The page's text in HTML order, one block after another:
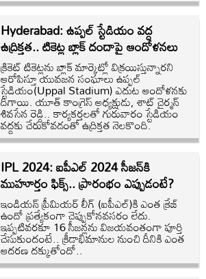
Hyderabad: ఉప్పల్‌ స్టేడియం వద్ద
ఉద్రిక్తత.. టికెట్ల బ్లాక్‌ దందాపై ఆందోళనలు
క్రికెట్‌ టికెట్లను బ్లాక్‌ మార్కెట్లో విక్రయిస్తున్నారని
ఆరోపిస్తూ యువజన సంఘాలు ఉప్పల్‌
స్టేడియం(Uppal Stadium) ఎదుట ఆందోళనకు
దిగాయి. యూత్‌ కాంగ్రెస్‌ అధ్యక్షుడు, శాట్‌ చైర్మన్‌
శివసేన రెడ్డి.. కార్యకర్తలతో గురువారం స్టేడియం
వద్దకు చేరుకోవడంతో ఉద్రిక్తత నెలకొంది.
IPL 2024: ఐపీఎల్ 2024 సీజన్‌కి
ముహూర్తం ఫిక్స్.. ప్రారంభం ఎప్పుడంటే?
ఇండియన్ ప్రీమియర్ లీగ్ (ఐపీఎల్)కి ఎంత క్రేజ్
ఉందో ప్రత్యేకంగా చెప్పుకోనవసరం లేదు.
ఇప్పటివరకూ 16 సీజన్లను విజయవంతంగా పూర్తి
చేసుకుందంటే.. క్రీడాభిమానుల నుంచి దీనికి ఎంత
ఆదరణ దక్కుతోందో..